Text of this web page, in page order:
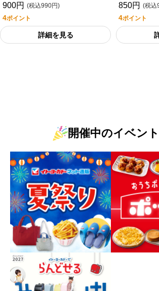
900円 (税込990円)
4ポイント
詳細を見る
850円 (税込
4ポイント
開催中のイベント